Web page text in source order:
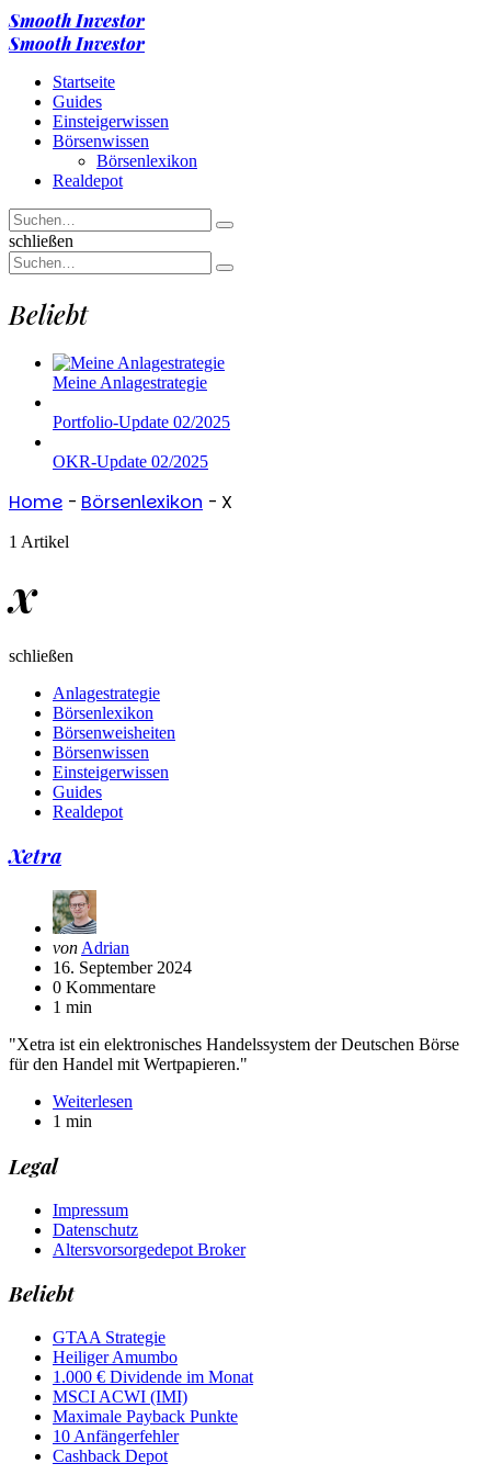
Menu
Smooth Investor
Suche
Menu
Smooth Investor
Startseite
Guides
Einsteigerwissen
Börsenwissen
Börsenlexikon
Realdepot
Suchen
nach
Suche
Suche
schließen
Suchen
nach
Suche
Beliebt
Meine Anlagestrategie
Portfolio-Update 02/2025
OKR-Update 02/2025
Home - Börsenlexikon - X
1 Artikel
X
schließen
Anlagestrategie
Börsenlexikon
Börsenweisheiten
Börsenwissen
Einsteigerwissen
Guides
Realdepot
Xetra
Geschrieben
von
von Adrian
16. September 2024
0 Kommentare
1 min
"Xetra ist ein elektronisches Handelssystem der Deutschen Börse
für den Handel mit Wertpapieren."
Weiterlesen
1 min
Legal
Impressum
Datenschutz
Altersvorsorgedepot Broker
Beliebt
GTAA Strategie
Heiliger Amumbo
1.000 € Dividende im Monat
MSCI ACWI (IMI)
Maximale Payback Punkte
10 Anfängerfehler
Cashback Depot